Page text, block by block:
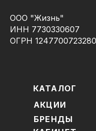
ООО "Жизнь"
ИНН 7730330607
ОГРН 1247700723280
КАТАЛОГ
БРЕНДЫ
АКЦИИ